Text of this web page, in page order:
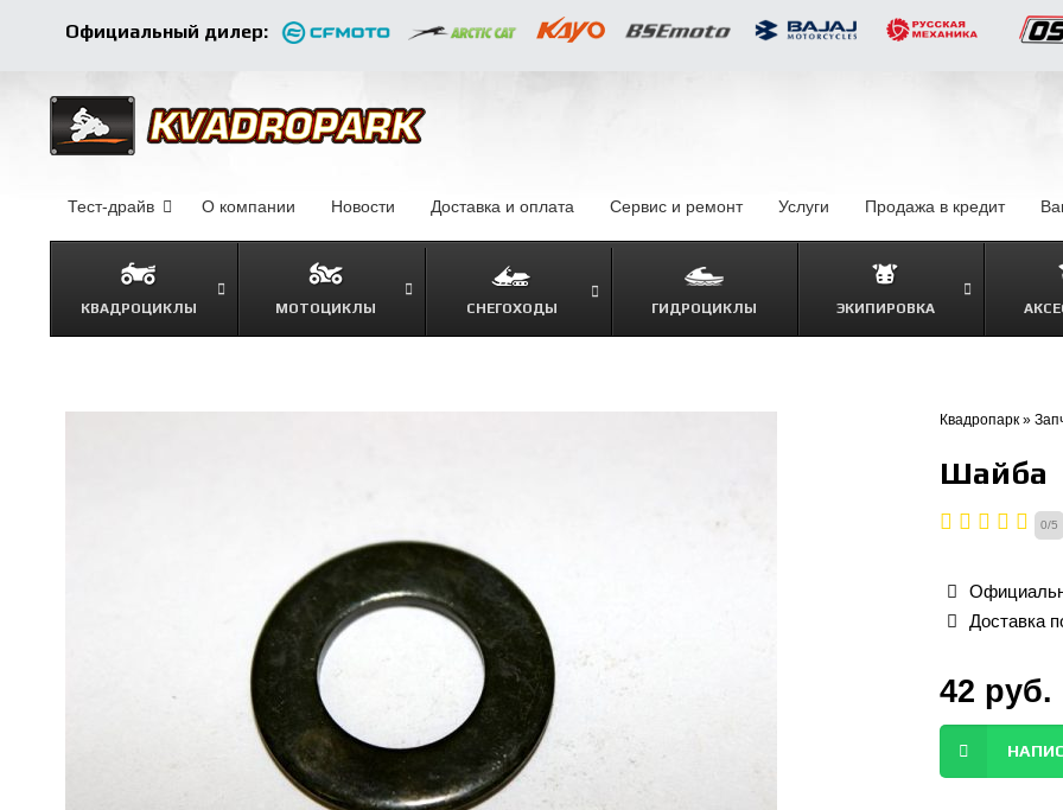
Официальный дилер:
Тест-драйв О компании Новости Доставка и оплата Сервис и ремонт Услуги Продажа в кредит–
КВАДРОЦИКЛЫ МОТОЦИКЛЫ СНЕГОХОДЫ
ГИДРОЦИКЛЫ
ЭКИПИРОВКА
Квадропарк »
Шайба
0/5
Доставка
42 руб.